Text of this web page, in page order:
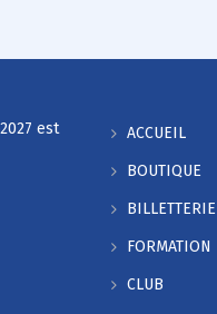
est
ACCUEIL
BOUTIQUE
BILLETTERIE
FORMATION
CLUB